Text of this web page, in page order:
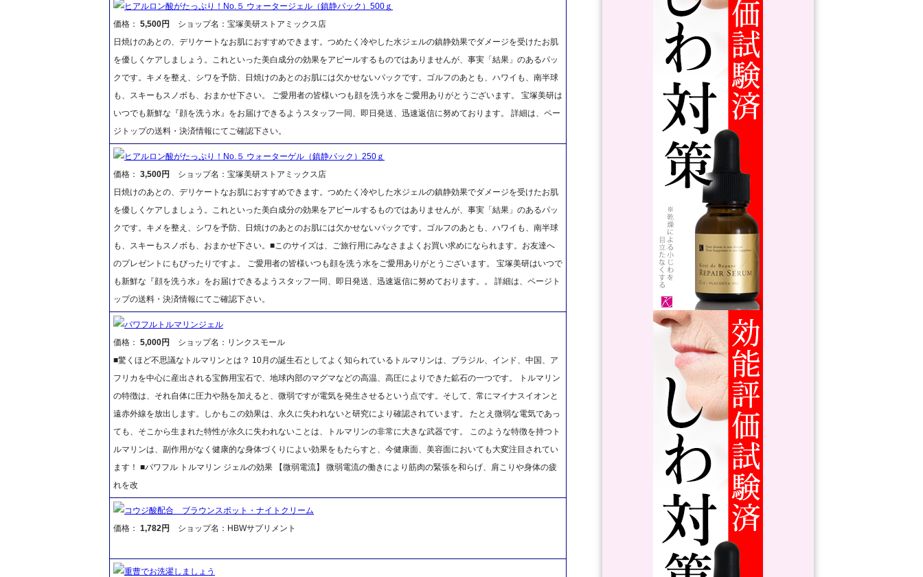
ヒアルロン酸がたっぷり！No.５ ウォータージェル（鎮静パック）500ｇ
価格： 5,500円
ショップ名：宝塚美研ストアミックス店
日焼けのあとの、デリケートなお肌におすすめできます。つめたく冷やした水ジェルの鎮静効果でダメージを受けたお肌
を優しくケアしましょう。これといった美白成分の効果をアピールするものではありませんが、事実「結果」のあるパッ
クです。キメを整え、シワを予防、日焼けのあとのお肌には欠かせないパックです。ゴルフのあとも、ハワイも、南半球
も、スキーもスノボも、おまかせ下さい。 ご愛用者の皆様いつも顔を洗う水をご愛用ありがとうございます。 宝塚美研は
いつでも新鮮な『顔を洗う水』をお届けできるようスタッフ一同、即日発送、迅速返信に努めております。 詳細は、ペー
ジトップの送料・決済情報にてご確認下さい。
ヒアルロン酸がたっぷり！No.５ ウォーターゲル（鎮静パック）250ｇ
価格： 3,500円
ショップ名：宝塚美研ストアミックス店
日焼けのあとの、デリケートなお肌におすすめできます。つめたく冷やした水ジェルの鎮静効果でダメージを受けたお肌
を優しくケアしましょう。これといった美白成分の効果をアピールするものではありませんが、事実「結果」のあるパッ
クです。キメを整え、シワを予防、日焼けのあとのお肌には欠かせないパックです。ゴルフのあとも、ハワイも、南半球
も、スキーもスノボも、おまかせ下さい。■このサイズは、ご旅行用にみなさまよくお買い求めになられます。お友達へ
のプレゼントにもぴったりですよ。 ご愛用者の皆様いつも顔を洗う水をご愛用ありがとうございます。 宝塚美研はいつで
も新鮮な『顔を洗う水』をお届けできるようスタッフ一同、即日発送、迅速返信に努めております。。 詳細は、ページト
ップの送料・決済情報にてご確認下さい。
パワフルトルマリンジェル
価格： 5,000円
ショップ名：リンクスモール
■驚くほど不思議なトルマリンとは？ 10月の誕生石としてよく知られているトルマリンは、ブラジル、インド、中国、ア
フリカを中心に産出される宝飾用宝石で、地球内部のマグマなどの高温、高圧によりできた鉱石の一つです。 トルマリン
の特徴は、それ自体に圧力や熱を加えると、微弱ですが電気を発生させるという点です。そして、常にマイナスイオンと
遠赤外線を放出します。しかもこの効果は、永久に失われないと研究により確認されています。 たとえ微弱な電気であっ
ても、そこから生まれた特性が永久に失われないことは、トルマリンの非常に大きな武器です。 このような特徴を持つト
ルマリンは、副作用がなく健康的な身体づくりによい効果をもたらすと、今健康面、美容面においても大変注目されてい
ます！ ■パワフル トルマリン ジェルの効果 【微弱電流】 微弱電流の働きにより筋肉の緊張を和らげ、肩こりや身体の疲
れを改
コウジ酸配合 ブラウンスポット・ナイトクリーム
価格： 1,782円 ショップ名：HBWサプリメント
重曹でお洗濯しましょう